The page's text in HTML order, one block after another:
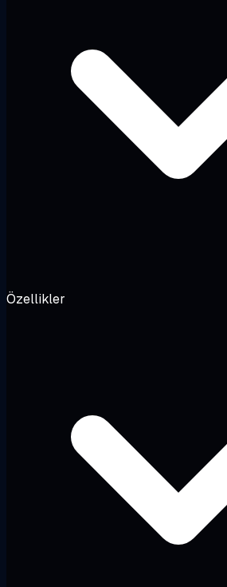
Özellikler